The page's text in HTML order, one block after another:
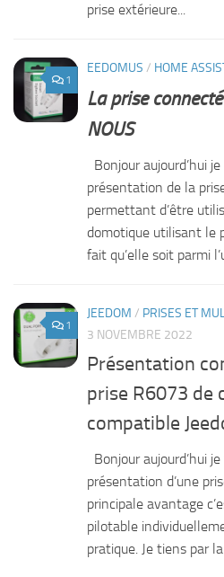
prise extérieure...
1
EEDOMUS / HOME
La prise
NOUS
Bonjour aujourd’hui
présentation de la
permettant d’être
domotique utilisant le
fait qu’elle soit parmi
1
JEEDOM / PRISES ET
3 NOVEMBRE 2022
Présentation
prise R6073 de
compatible
Bonjour aujourd’hui
présentation d’une
principale avantage
pilotable
pratique. Je tiens par la